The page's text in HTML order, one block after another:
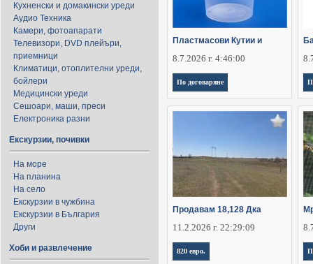
Кухненски и домакински уреди
Аудио Техника
Камери, фотоапарати
Телевизори, DVD плейъри,
приемници
Климатици, отоплителни уреди,
бойлери
Медицински уреди
Сешоари, маши, преси
Електроника разни
Екскурзии, почивки
На море
На планина
На село
Екскурзии в чужбина
Екскурзии в България
Други
Хоби и развлечение
Пластмасови Кутии и
8.7.2026 г. 4:46:00
По договаряне
Продавам 18,128 Дка
11.2.2026 г. 22:29:09
820 евро.